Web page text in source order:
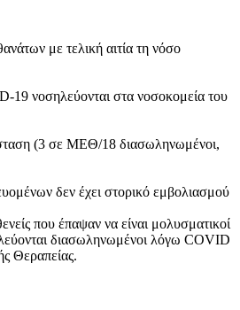
με τελική αιτία τη νόσο
19 νοσηλεύονται στα νοσοκομεία του
(3 σε ΜΕΘ/18 διασωληνωμένοι,
δεν έχει στορικό εμβολιασμού
που έπαψαν να είναι μολυσματικοί
διασωληνωμένοι λόγω COVID
Θεραπείας.